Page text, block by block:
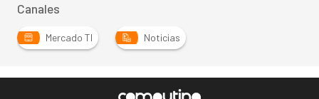
Canales
Mercado TI Noticias